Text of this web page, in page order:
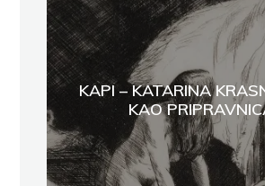
KAPI – KATARINA
KAO